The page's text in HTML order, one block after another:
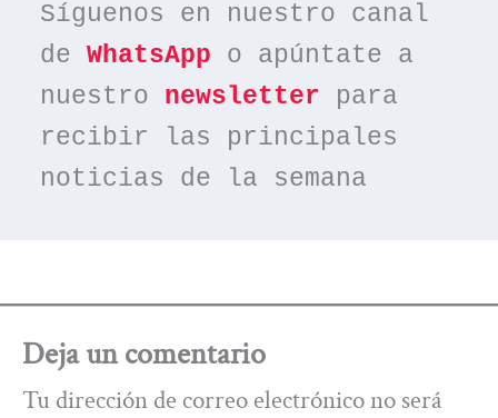
Síguenos en nuestro canal
de WhatsApp o apúntate a
nuestro newsletter para
recibir las principales
noticias de la semana
Deja un comentario
Tu dirección de correo electrónico no será